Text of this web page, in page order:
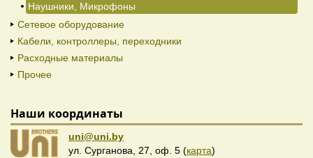
Наушники, Микрофоны
Сетевое оборудование
Кабели, контроллеры, переходники
Расходные материалы
Прочее
Наши координаты
uni@uni.by
ул. Сурганова, 27, оф. 5 (карта)